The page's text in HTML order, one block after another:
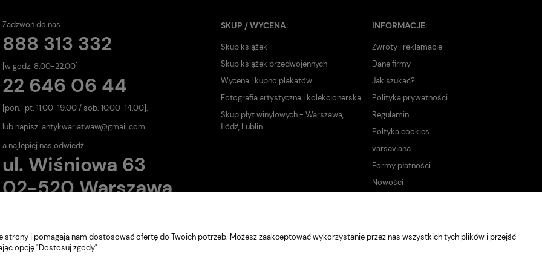
Zadzwoń do nas:
888 313 332
[w godz. 8.00-22.00]
22 646 06 44
[pon.-pt. 11.00-19.00 / sob. 10.00-14.00].
lub napisz: antykwariatwaw@gmail.com
a najlepiej nas odwiedź:
ul. Wiśniowa 63
02-520 Warszawa
SKUP / WYCENA:
Skup książek
Skup książek przedwojennych
Wycena i kupno plakatów
Fotografia artystyczna i kolekcjonerska
Skup płyt winylowych - Warszawa,
Łódź, Lublin
INFORMACJE:
Zwroty i reklamacje
Dane firmy
Jak szukać?
Polityka prywatności
Regulamin
Poltyka cookies
varsaviana
Formy płatności
Nowości
strony i pomagają nam dostosować ofertę do Twoich potrzeb. Możesz zaakceptować wykorzystanie przez nas wszystkich tych plików i przejść
opcję "Dostosuj zgody".